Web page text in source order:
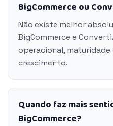
BigCommerce ou
Não existe melhor
BigCommerce e
operacional,
crescimento.
Quando faz mais
BigCommerce?